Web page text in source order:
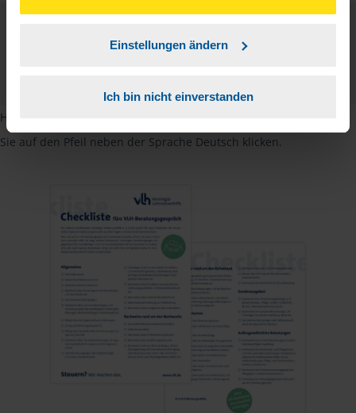
unserer➔ Datenschutzrichtliniezustimmen.
Einstellungen ändern
Ich bin nicht einverstanden
Deutsch
Hinweis: Übersetzungen in mehreren Sprachen finden Sie, wenn
Sie auf den Pfeil neben der Sprache Deutsch klicken.